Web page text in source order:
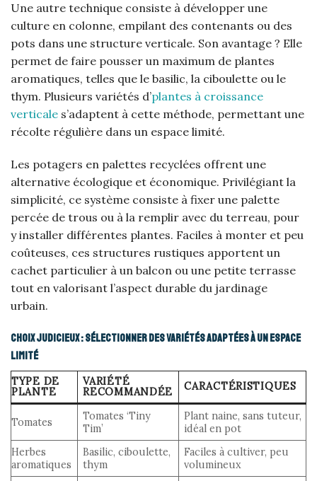
Une autre technique consiste à développer une
culture en colonne, empilant des contenants ou des
pots dans une structure verticale. Son avantage ? Elle
permet de faire pousser un maximum de plantes
aromatiques, telles que le basilic, la ciboulette ou le
thym. Plusieurs variétés d’plantes à croissance
verticale s’adaptent à cette méthode, permettant une
récolte régulière dans un espace limité.
Les potagers en palettes recyclées offrent une
alternative écologique et économique. Privilégiant la
simplicité, ce système consiste à fixer une palette
percée de trous ou à la remplir avec du terreau, pour
y installer différentes plantes. Faciles à monter et peu
coûteuses, ces structures rustiques apportent un
cachet particulier à un balcon ou une petite terrasse
tout en valorisant l’aspect durable du jardinage
urbain.
Choix judicieux : sélectionner des variétés adaptées à un espace
limité
TYPE DE
PLANTE
VARIÉTÉ
RECOMMANDÉE
CARACTÉRISTIQUES
Tomates
Tomates ‘Tiny
Tim’
Plant naine, sans tuteur,
idéal en pot
Herbes
aromatiques
Basilic, ciboulette,
thym
Faciles à cultiver, peu
volumineux